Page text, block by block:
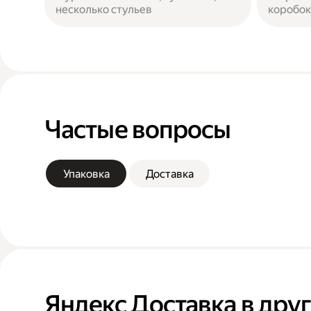
несколько стульев
коробок
Частые вопросы
Упаковка Доставка
Яндекс Доставка в